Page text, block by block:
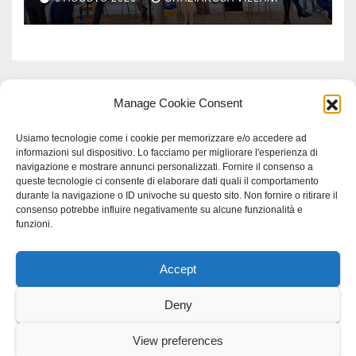
Manage Cookie Consent
Usiamo tecnologie come i cookie per memorizzare e/o accedere ad
informazioni sul dispositivo. Lo facciamo per migliorare l'esperienza di
navigazione e mostrare annunci personalizzati. Fornire il consenso a
queste tecnologie ci consente di elaborare dati quali il comportamento
durante la navigazione o ID univoche su questo sito. Non fornire o ritirare il
consenso potrebbe influire negativamente su alcune funzionalità e
funzioni.
Accept
Deny
View preferences
Proudly powered by WordPress|Tema: Newspaperex di
Scienza studio specialistico bracciano